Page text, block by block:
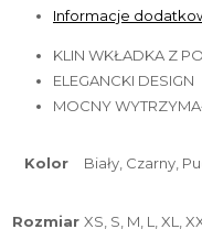
Informacje
KLIN WKŁADKA Z
ELEGANCKI DESIGN
MOCNY
Kolor Biały, Czarny,
Rozmiar XS, S, M, L, XL,